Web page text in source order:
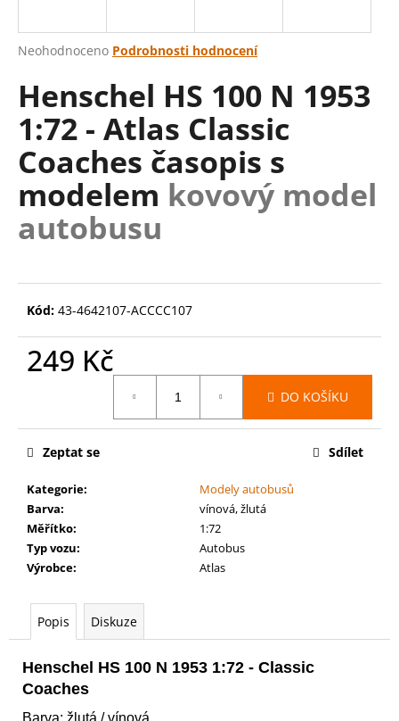
Průměrné
produktu
je
0,0
5
hvězdiček.
Neohodnoceno Podrobnosti hodnocení
Henschel HS 100 N 1953
1:72 - Atlas Classic
Coaches časopis s
modelem kovový model
autobusu
Kód: 43-4642107-ACCCC107
249 Kč
DO KOŠÍKU
Kategorie:
Modely autobusů
Barva:
vínová, žlutá
Měřítko:
1:72
Typ vozu:
Autobus
Výrobce: Atlas
Zeptat se Sdílet
Popis Diskuze
Henschel HS 100 N 1953 1:72 - Classic
Coaches
Barva: žlutá / vínová
j
t
?
HLEDAT
D
o
o
u
e
m
e
AGE
OF
BATTLEFORCE:
FLESH-
EATER
-
CHARNELGRAND
JURY
3
995